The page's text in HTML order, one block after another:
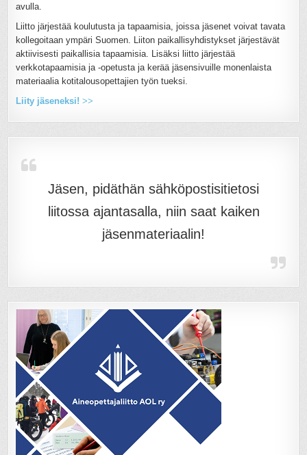
avulla.
Liitto järjestää koulutusta ja tapaamisia, joissa jäsenet voivat tavata
kollegoitaan ympäri Suomen. Liiton paikallisyhdistykset järjestävät
aktiivisesti paikallisia tapaamisia. Lisäksi liitto järjestää
verkkotapaamisia ja -opetusta ja kerää jäsensivuille monenlaista
materiaalia kotitalousopettajien työn tueksi.
Liity jäseneksi! >>
Jäsen, pidäthän sähköpostisitietosi
liitossa ajantasalla, niin saat kaiken
jäsenmateriaalin!